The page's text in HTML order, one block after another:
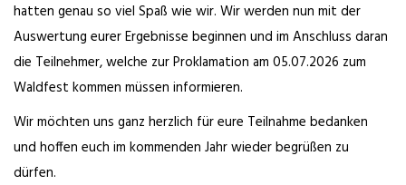
hatten genau so viel Spaß wie wir. Wir werden nun mit der
Auswertung eurer Ergebnisse beginnen und im Anschluss daran
die Teilnehmer, welche zur Proklamation am 05.07.2026 zum
Waldfest kommen müssen informieren.
Wir möchten uns ganz herzlich für eure Teilnahme bedanken
und hoffen euch im kommenden Jahr wieder begrüßen zu
dürfen.